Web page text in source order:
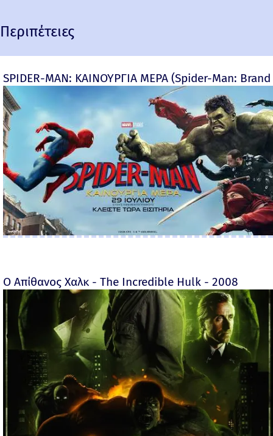
Περιπέτειες
SPIDER-MAN: ΚΑΙΝΟΥΡΓΙΑ ΜΕΡΑ (Spider-Man:
Ο Απίθανος Χαλκ - The Incredible Hulk - 2008